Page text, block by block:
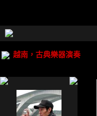
越南，古典樂器演奏